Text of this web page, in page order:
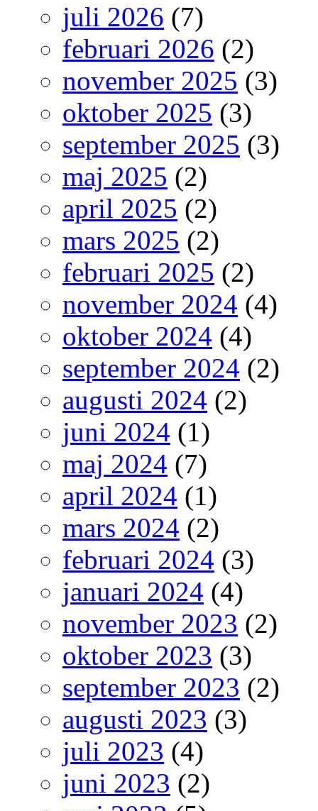
juli 2026 (7)
februari 2026 (2)
november 2025 (3)
oktober 2025 (3)
september 2025 (3)
maj 2025 (2)
april 2025 (2)
mars 2025 (2)
februari 2025 (2)
november 2024 (4)
oktober 2024 (4)
september 2024 (2)
augusti 2024 (2)
juni 2024 (1)
maj 2024 (7)
april 2024 (1)
mars 2024 (2)
februari 2024 (3)
januari 2024 (4)
november 2023 (2)
oktober 2023 (3)
september 2023 (2)
augusti 2023 (3)
juli 2023 (4)
juni 2023 (2)